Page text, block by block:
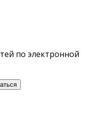
по электронной